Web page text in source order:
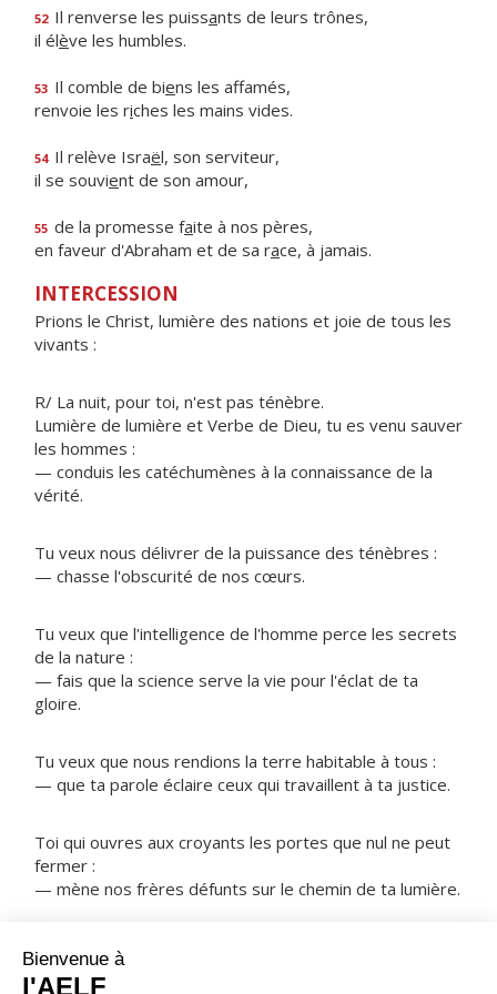
52 Il renverse les puissants de leurs trônes,
il élève les humbles.
53 Il comble de biens les affamés,
renvoie les riches les mains vides.
54 Il relève Israël, son serviteur,
il se souvient de son amour,
55 de la promesse faite à nos pères,
en faveur d'Abraham et de sa race, à jamais.
INTERCESSION
Prions le Christ, lumière des nations et joie de tous les
vivants :
R/ La nuit, pour toi, n'est pas ténèbre.
Lumière de lumière et Verbe de Dieu, tu es venu sauver
les hommes :
— conduis les catéchumènes à la connaissance de la
vérité.
Tu veux nous délivrer de la puissance des ténèbres :
— chasse l'obscurité de nos cœurs.
Tu veux que l'intelligence de l'homme perce les secrets
de la nature :
— fais que la science serve la vie pour l'éclat de ta
gloire.
Tu veux que nous rendions la terre habitable à tous :
— que ta parole éclaire ceux qui travaillent à ta justice.
Toi qui ouvres aux croyants les portes que nul ne peut
fermer :
— mène nos frères défunts sur le chemin de ta lumière.
NOTRE PÈRE